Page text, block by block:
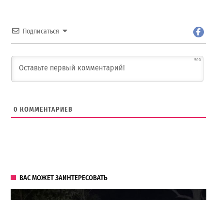
Подписаться
500
0 КОММЕНТАРИЕВ
ВАС МОЖЕТ ЗАИНТЕРЕСОВАТЬ